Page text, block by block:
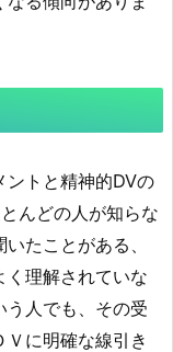
ントと精神的DVの
んどの人が知らな
たことがある、
く理解されていな
う人でも、その受
に明確な線引き